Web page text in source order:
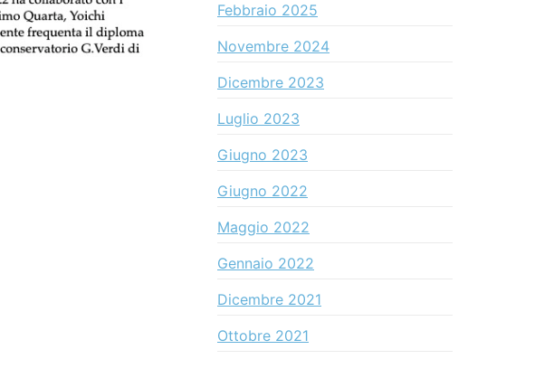
Febbraio 2025
Novembre 2024
Dicembre 2023
Luglio 2023
Giugno 2023
Giugno 2022
Maggio 2022
Gennaio 2022
Dicembre 2021
Ottobre 2021